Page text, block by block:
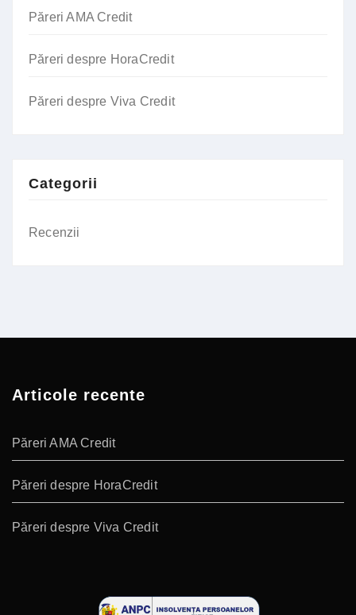
Păreri AMA Credit
Păreri despre HoraCredit
Păreri despre Viva Credit
Categorii
Recenzii
Articole recente
Păreri AMA Credit
Păreri despre HoraCredit
Păreri despre Viva Credit